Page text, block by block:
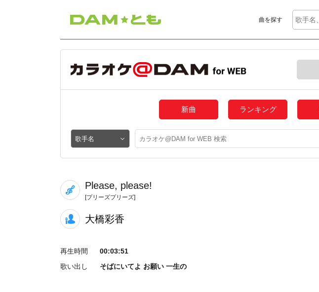
曲を探す
新曲 ランキング
Please, please!
[プリーズプリーズ]
大橋彩香
再生時間
00:03:51
歌い出し
そばにいてよ お願い 一生の